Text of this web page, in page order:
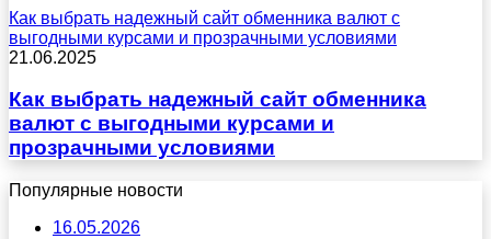
Как выбрать надежный сайт обменника валют с
выгодными курсами и прозрачными условиями
21.06.2025
Как выбрать надежный сайт обменника
валют с выгодными курсами и
прозрачными условиями
Популярные новости
16.05.2026